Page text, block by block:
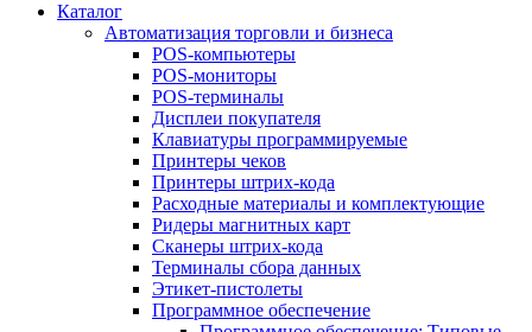
Каталог
Автоматизация торговли и бизнеса
POS-компьютеры
POS-мониторы
POS-терминалы
Дисплеи покупателя
Клавиатуры программируемые
Принтеры чеков
Принтеры штрих-кода
Расходные материалы и комплектующие
Ридеры магнитных карт
Сканеры штрих-кода
Терминалы сбора данных
Этикет-пистолеты
Программное обеспечение